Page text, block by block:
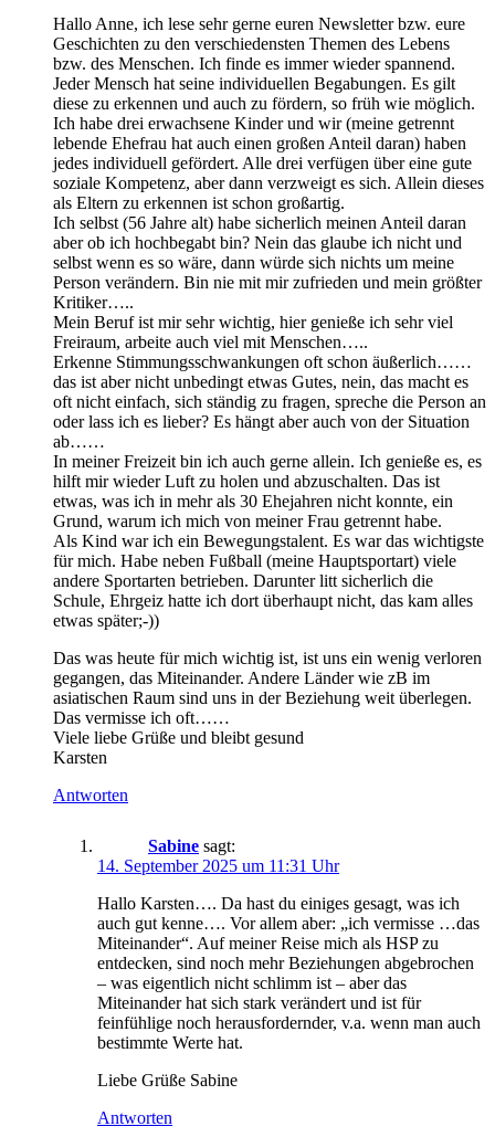
Hallo Anne, ich lese sehr gerne euren Newsletter bzw. eure
Geschichten zu den verschiedensten Themen des Lebens
bzw. des Menschen. Ich finde es immer wieder spannend.
Jeder Mensch hat seine individuellen Begabungen. Es gilt
diese zu erkennen und auch zu fördern, so früh wie möglich.
Ich habe drei erwachsene Kinder und wir (meine getrennt
lebende Ehefrau hat auch einen großen Anteil daran) haben
jedes individuell gefördert. Alle drei verfügen über eine gute
soziale Kompetenz, aber dann verzweigt es sich. Allein dieses
als Eltern zu erkennen ist schon großartig.
Ich selbst (56 Jahre alt) habe sicherlich meinen Anteil daran
aber ob ich hochbegabt bin? Nein das glaube ich nicht und
selbst wenn es so wäre, dann würde sich nichts um meine
Person verändern. Bin nie mit mir zufrieden und mein größter
Kritiker…..
Mein Beruf ist mir sehr wichtig, hier genieße ich sehr viel
Freiraum, arbeite auch viel mit Menschen…..
Erkenne Stimmungsschwankungen oft schon äußerlich……
das ist aber nicht unbedingt etwas Gutes, nein, das macht es
oft nicht einfach, sich ständig zu fragen, spreche die Person an
oder lass ich es lieber? Es hängt aber auch von der Situation
ab……
In meiner Freizeit bin ich auch gerne allein. Ich genieße es, es
hilft mir wieder Luft zu holen und abzuschalten. Das ist
etwas, was ich in mehr als 30 Ehejahren nicht konnte, ein
Grund, warum ich mich von meiner Frau getrennt habe.
Als Kind war ich ein Bewegungstalent. Es war das wichtigste
für mich. Habe neben Fußball (meine Hauptsportart) viele
andere Sportarten betrieben. Darunter litt sicherlich die
Schule, Ehrgeiz hatte ich dort überhaupt nicht, das kam alles
etwas später;-))
Das was heute für mich wichtig ist, ist uns ein wenig verloren
gegangen, das Miteinander. Andere Länder wie zB im
asiatischen Raum sind uns in der Beziehung weit überlegen.
Das vermisse ich oft……
Viele liebe Grüße und bleibt gesund
Karsten
Antworten
Sabine sagt:
14. September 2025 um 11:31 Uhr
Hallo Karsten…. Da hast du einiges gesagt, was ich
auch gut kenne…. Vor allem aber: „ich vermisse …das
Miteinander“. Auf meiner Reise mich als HSP zu
entdecken, sind noch mehr Beziehungen abgebrochen
– was eigentlich nicht schlimm ist – aber das
Miteinander hat sich stark verändert und ist für
feinfühlige noch herausfordernder, v.a. wenn man auch
bestimmte Werte hat.
Liebe Grüße Sabine
Antworten